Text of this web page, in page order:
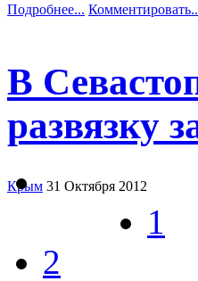
Подробнее...
В
развязку
Крым 31 Октября 2012
1
2